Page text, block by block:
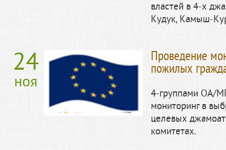
властей в 4-х
Кудук, Камыш-
24
ноя
Проведение
пожилых
4-группами ОА/
мониторинг в
целевых
комитетах.